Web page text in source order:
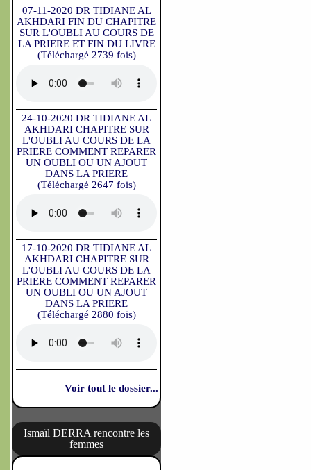
07-11-2020 DR TIDIANE AL
AKHDARI FIN DU CHAPITRE
SUR L'OUBLI AU COURS DE
LA PRIERE ET FIN DU LIVRE
(Téléchargé 2739 fois)
24-10-2020 DR TIDIANE AL
AKHDARI CHAPITRE SUR
L'OUBLI AU COURS DE LA
PRIERE COMMENT REPARER
UN OUBLI OU UN AJOUT
DANS LA PRIERE
(Téléchargé 2647 fois)
17-10-2020 DR TIDIANE AL
AKHDARI CHAPITRE SUR
L'OUBLI AU COURS DE LA
PRIERE COMMENT REPARER
UN OUBLI OU UN AJOUT
DANS LA PRIERE
(Téléchargé 2880 fois)
Voir tout le dossier...
Ismaïl DERRA rencontre les
femmes